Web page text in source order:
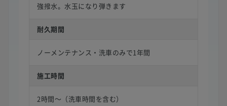
強撥水。水玉になり弾きます
耐久期間
ノーメンテナンス・洗車のみで1年間
施工時間
2時間〜（洗車時間を含む）